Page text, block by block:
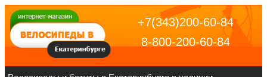
+7(343)200-60-84
8-800-200-60-84